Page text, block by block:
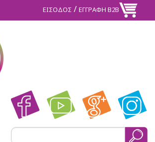
ΕΙΣΟΔΟΣ / ΕΓΓΡΑΦΗ Β2Β